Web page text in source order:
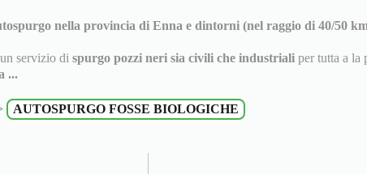
nella provincia di Enna e dintorni (nel raggio di 40/50
servizio di spurgo pozzi neri sia civili che industriali per tutta a la
...
AUTOSPURGO FOSSE BIOLOGICHE